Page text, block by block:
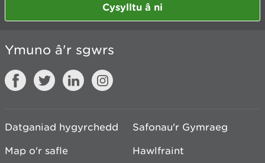
Cysylltu â ni
Ymuno â'r sgwrs
Datganiad hygyrchedd
Safonau'r Gymraeg
Map o'r safle
Hawlfraint